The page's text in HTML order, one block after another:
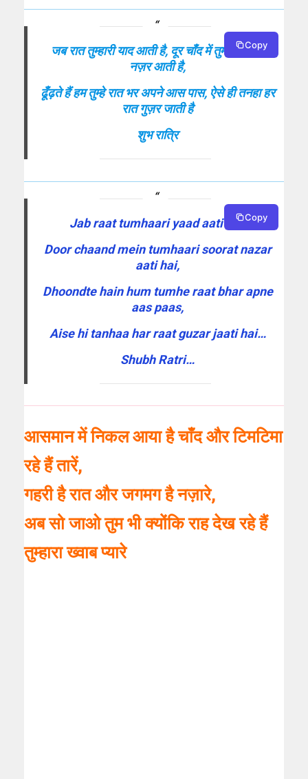
जब रात तुम्हारी याद आती है, दूर चाँद में तुम्हारी सूरत
नज़र आती है,
ढूँढ़ते हैं हम तुम्हे रात भर अपने आस पास, ऐसे ही तनहा हर
रात गुज़र जाती है
शुभ रात्रि
Copy
Jab raat tumhaari yaad aati hai,
Door chaand mein tumhaari soorat nazar
aati hai,
Dhoondte hain hum tumhe raat bhar apne
aas paas,
Aise hi tanhaa har raat guzar jaati hai…
Shubh Ratri…
Copy
आसमान में निकल आया है चाँद और टिमटिमा
रहे हैं तारें,
गहरी है रात और जगमग है नज़ारे,
अब सो जाओ तुम भी क्योंकि राह देख रहे हैं
तुम्हारा ख्वाब प्यारे